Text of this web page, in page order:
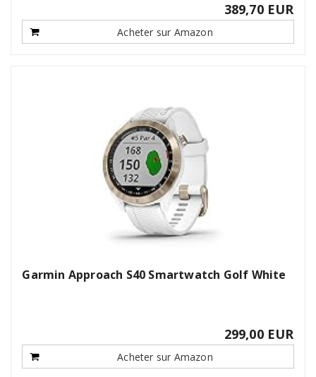
389,70 EUR
Acheter sur Amazon
Garmin Approach S40 Smartwatch Golf White
299,00 EUR
Acheter sur Amazon